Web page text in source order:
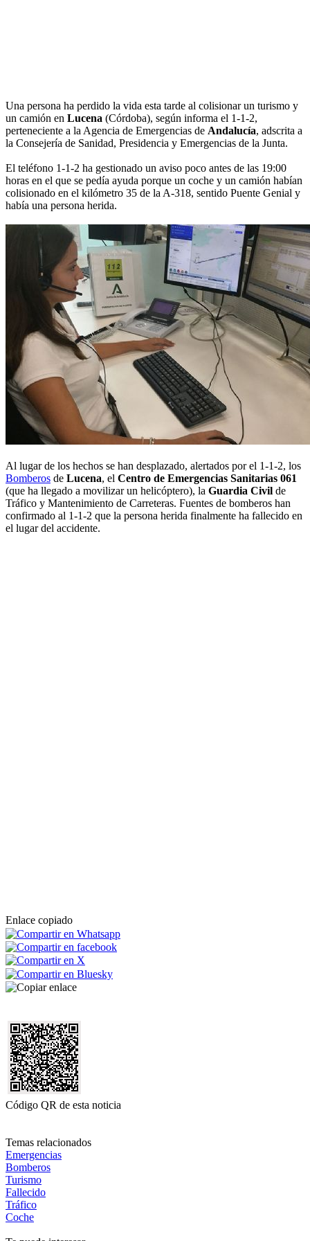
Una persona ha perdido la vida esta tarde al colisionar un turismo y
un camión en Lucena (Córdoba), según informa el 1-1-2,
perteneciente a la Agencia de Emergencias de Andalucía, adscrita a
la Consejería de Sanidad, Presidencia y Emergencias de la Junta.
El teléfono 1-1-2 ha gestionado un aviso poco antes de las 19:00
horas en el que se pedía ayuda porque un coche y un camión habían
colisionado en el kilómetro 35 de la A-318, sentido Puente Genial y
había una persona herida.
Al lugar de los hechos se han desplazado, alertados por el 1-1-2, los
Bomberos de Lucena, el Centro de Emergencias Sanitarias 061
(que ha llegado a movilizar un helicóptero), la Guardia Civil de
Tráfico y Mantenimiento de Carreteras. Fuentes de bomberos han
confirmado al 1-1-2 que la persona herida finalmente ha fallecido en
el lugar del accidente.
Enlace copiado
Código QR de esta noticia
Temas relacionados
Emergencias
Bomberos
Turismo
Fallecido
Tráfico
Coche